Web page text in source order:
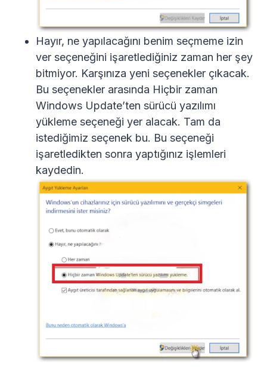
Hayır, ne yapılacağını benim seçmeme izin
ver seçeneğini işaretlediğiniz zaman her şey
bitmiyor. Karşınıza yeni seçenekler çıkacak.
Bu seçenekler arasında Hiçbir zaman
Windows Update’ten sürücü yazılımı
yükleme seçeneği yer alacak. Tam da
istediğimiz seçenek bu. Bu seçeneği
işaretledikten sonra yaptığınız işlemleri
kaydedin.